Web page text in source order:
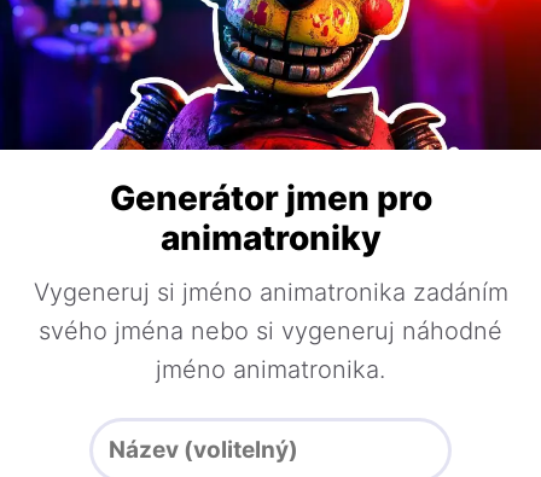
Generátor jmen pro
animatroniky
Vygeneruj si jméno animatronika zadáním
svého jména nebo si vygeneruj náhodné
jméno animatronika.